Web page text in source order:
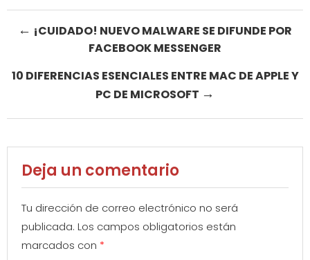
Post
navigation
← ¡CUIDADO! NUEVO MALWARE SE DIFUNDE POR
FACEBOOK MESSENGER
10 DIFERENCIAS ESENCIALES ENTRE MAC DE APPLE Y
PC DE MICROSOFT →
Deja un comentario
Tu dirección de correo electrónico no será
publicada. Los campos obligatorios están
marcados con *